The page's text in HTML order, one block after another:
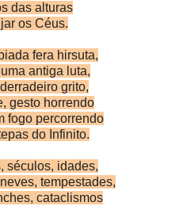
das alturas
os Céus.
fera hirsuta,
antiga luta,
grito,
gesto horrendo
fogo percorrendo
do Infinito.
séculos, idades,
tempestades,
cataclismos